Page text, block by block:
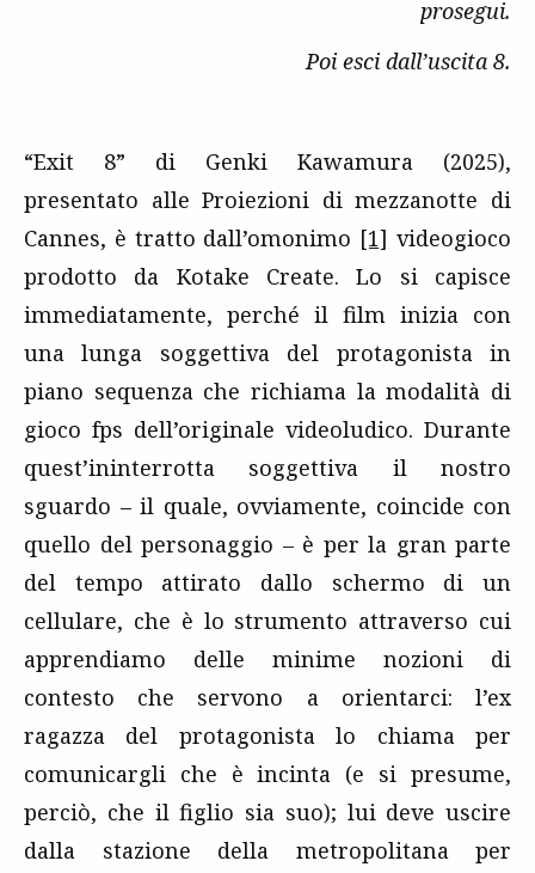
prosegui.
Poi esci dall’uscita 8.
“Exit 8” di Genki Kawamura (2025),
presentato alle Proiezioni di mezzanotte di
Cannes, è tratto dall’omonimo [1] videogioco
prodotto da Kotake Create. Lo si capisce
immediatamente, perché il film inizia con
una lunga soggettiva del protagonista in
piano sequenza che richiama la modalità di
gioco fps dell’originale videoludico. Durante
quest’ininterrotta soggettiva il nostro
sguardo – il quale, ovviamente, coincide con
quello del personaggio – è per la gran parte
del tempo attirato dallo schermo di un
cellulare, che è lo strumento attraverso cui
apprendiamo delle minime nozioni di
contesto che servono a orientarci: l’ex
ragazza del protagonista lo chiama per
comunicargli che è incinta (e si presume,
perciò, che il figlio sia suo); lui deve uscire
dalla stazione della metropolitana per